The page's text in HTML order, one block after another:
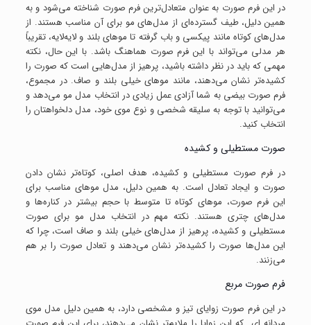
در این فرم صورت به عنوان متعادل‌ترین فرم صورت شناخته می‌شود و به
همین دلیل، طیف گسترده‌ای از مدل‌های مو برای آن مناسب هستند. از
مدل‌های کوتاه مانند پیکسی و باب گرفته تا موهای بلند و لایه‌لایه، تقریباً
هر مدلی می‌تواند با این فرم صورت هماهنگ باشد. با این حال، نکته
مهمی که باید در نظر داشته باشید، پرهیز از مدل‌هایی است که صورت را
کشیده‌تر نشان می‌دهند، مانند موهای خیلی بلند و صاف. در مجموع،
فرم صورت بیضی به شما آزادی عمل زیادی در انتخاب مدل مو می‌دهد و
می‌توانید با توجه به سلیقه شخصی و نوع موی خود، مدل دلخواهتان را
انتخاب کنید.
صورت مستطیلی و کشیده
در فرم صورت مستطیلی و کشیده، هدف اصلی، کوتاه‌تر نشان دادن
صورت و ایجاد تعادل است. به همین دلیل، مدل موهای مناسب برای
این فرم صورت، موهای کوتاه تا متوسط با حجم بیشتر در کناره‌ها و
مدل‌های چتری هستند. نکته مهم در انتخاب مدل مو برای صورت
مستطیلی و کشیده، پرهیز از مدل‌های خیلی بلند و صاف است، چرا که
این مدل‌ها صورت را کشیده‌تر نشان می‌دهند و تعادل صورت را بر هم
می‌زنند.
فرم صورت مربع
در این فرم صورت زوایای تیز و مشخصی دارد، به همین دلیل مدل موی